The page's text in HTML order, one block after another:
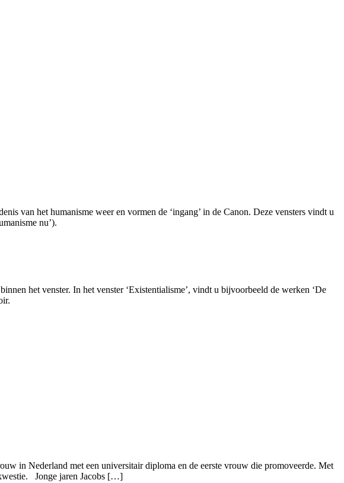
van het humanisme weer en vormen de ‘ingang’ in de Canon. Deze vensters vindt u
nu’).
het venster. In het venster ‘Existentialisme’, vindt u bijvoorbeeld de werken ‘De
in Nederland met een universitair diploma en de eerste vrouw die promoveerde. Met
Jonge jaren Jacobs […]